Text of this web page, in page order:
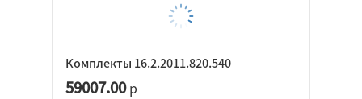
Комплекты 16.2.2011.820.540
59007.00р